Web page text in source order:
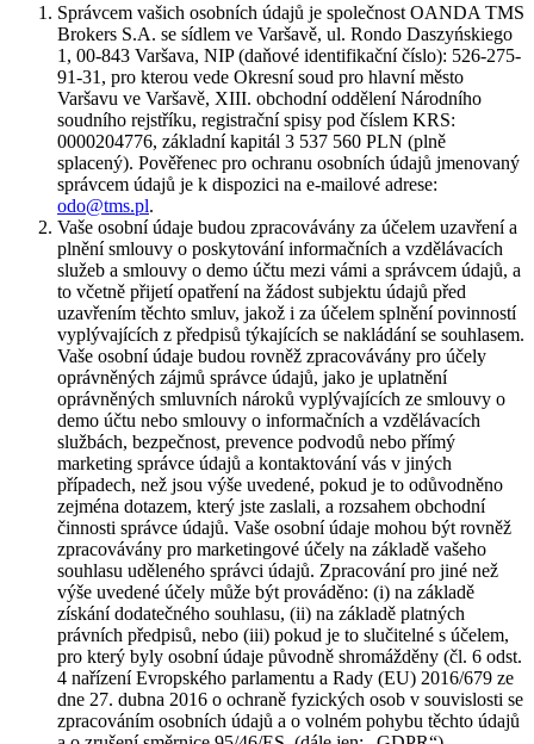
Správcem vašich osobních údajů je společnost OANDA TMS
Brokers S.A. se sídlem ve Varšavě, ul. Rondo Daszyńskiego
1, 00-843 Varšava, NIP (daňové identifikační číslo): 526-275-
91-31, pro kterou vede Okresní soud pro hlavní město
Varšavu ve Varšavě, XIII. obchodní oddělení Národního
soudního rejstříku, registrační spisy pod číslem KRS:
0000204776, základní kapitál 3 537 560 PLN (plně
splacený). Pověřenec pro ochranu osobních údajů jmenovaný
správcem údajů je k dispozici na e-mailové adrese:
odo@tms.pl.
Vaše osobní údaje budou zpracovávány za účelem uzavření a
plnění smlouvy o poskytování informačních a vzdělávacích
služeb a smlouvy o demo účtu mezi vámi a správcem údajů, a
to včetně přijetí opatření na žádost subjektu údajů před
uzavřením těchto smluv, jakož i za účelem splnění povinností
vyplývajících z předpisů týkajících se nakládání se souhlasem.
Vaše osobní údaje budou rovněž zpracovávány pro účely
oprávněných zájmů správce údajů, jako je uplatnění
oprávněných smluvních nároků vyplývajících ze smlouvy o
demo účtu nebo smlouvy o informačních a vzdělávacích
službách, bezpečnost, prevence podvodů nebo přímý
marketing správce údajů a kontaktování vás v jiných
případech, než jsou výše uvedené, pokud je to odůvodněno
zejména dotazem, který jste zaslali, a rozsahem obchodní
činnosti správce údajů. Vaše osobní údaje mohou být rovněž
zpracovávány pro marketingové účely na základě vašeho
souhlasu uděleného správci údajů. Zpracování pro jiné než
výše uvedené účely může být prováděno: (i) na základě
získání dodatečného souhlasu, (ii) na základě platných
právních předpisů, nebo (iii) pokud je to slučitelné s účelem,
pro který byly osobní údaje původně shromážděny (čl. 6 odst.
4 nařízení Evropského parlamentu a Rady (EU) 2016/679 ze
dne 27. dubna 2016 o ochraně fyzických osob v souvislosti se
zpracováním osobních údajů a o volném pohybu těchto údajů